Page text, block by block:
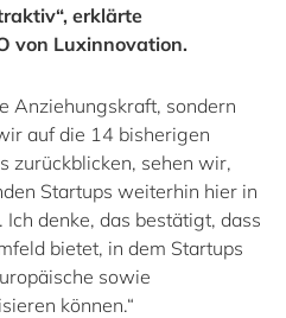
erklärte
von Luxinnovation.
Anziehungskraft, sondern
auf die 14 bisherigen
zurückblicken, sehen wir,
Startups weiterhin hier in
denke, das bestätigt, dass
bietet, in dem Startups
sowie
können.“